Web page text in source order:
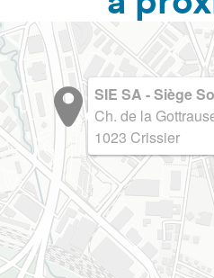
SIE SA - Siège
Ch. de la
1023 Crissier